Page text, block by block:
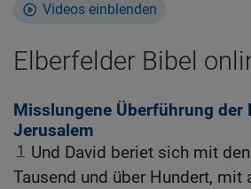
Videos einblenden
Elberfelder Bibel
Misslungene Überführung der
Jerusalem
1
Und David beriet sich mit
Tausend und über Hundert, mit